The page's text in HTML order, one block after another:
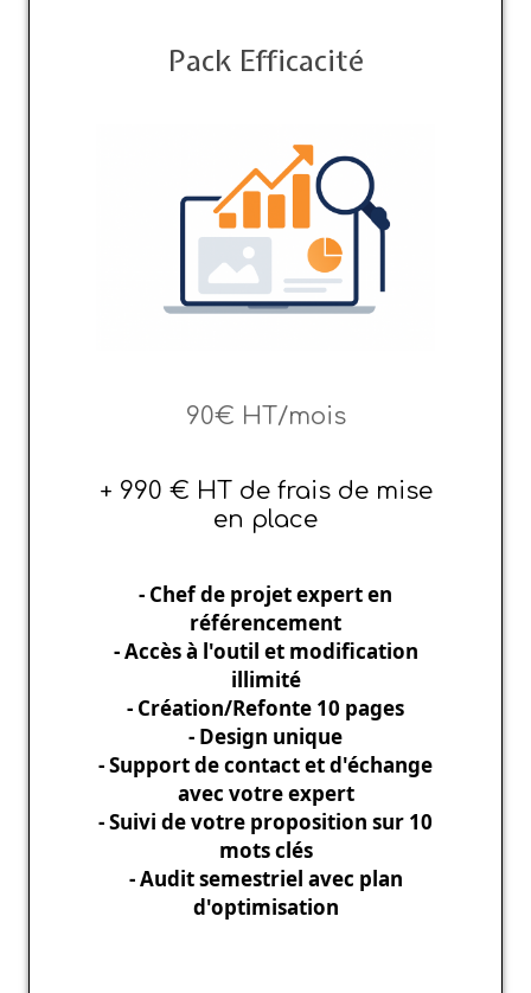
Pack Efficacité
90€ HT/mois
+ 990 € HT de frais de mise
en place
- Chef de projet expert en
référencement
- Accès à l'outil et modification
illimité
- Création/Refonte 10 pages
- Design unique
- Support de contact et d'échange
avec votre expert
- Suivi de votre proposition sur 10
mots clés
- Audit semestriel avec plan
d'optimisation